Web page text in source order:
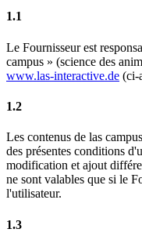
1.1
Le Fournisseur est
campus » (science des
www.las-interactive.de (ci-
1.2
Les contenus de las
des présentes conditions
modification et ajout
ne sont valables que si le
l'utilisateur.
1.3